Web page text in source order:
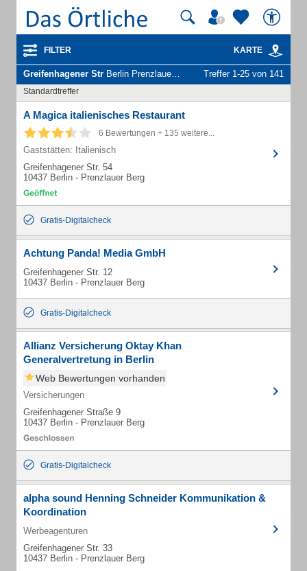
FILTER KARTE
Greifenhagener Str Berlin Prenzlauer Berg - Unternehmen und Personen Treffer 1-25 von 141
Standardtreffer
A Magica italienisches Restaurant
6 Bewertungen + 135 weitere...
Gaststätten: Italienisch
Greifenhagener Str. 54
10437 Berlin - Prenzlauer Berg
Gratis-Digitalcheck
Achtung Panda! Media GmbH
Greifenhagener Str. 12
10437 Berlin - Prenzlauer Berg
Gratis-Digitalcheck
Allianz Versicherung Oktay Khan
Generalvertretung in Berlin
Web Bewertungen vorhanden
Versicherungen
Greifenhagener Straße 9
10437 Berlin - Prenzlauer Berg
Gratis-Digitalcheck
alpha sound Henning Schneider Kommunikation &
Koordination
Werbeagenturen
Greifenhagener Str. 33
10437 Berlin - Prenzlauer Berg